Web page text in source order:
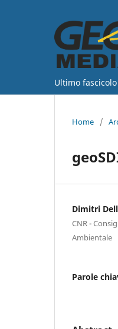
Ultimo fascicolo
Home /
Dimitri
CNR -
Ambientale
Parole